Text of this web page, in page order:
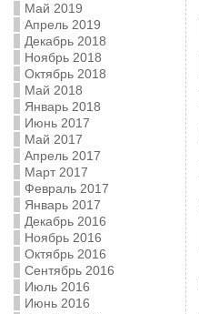
Май 2019
Апрель 2019
Декабрь 2018
Ноябрь 2018
Октябрь 2018
Май 2018
Январь 2018
Июнь 2017
Май 2017
Апрель 2017
Март 2017
Февраль 2017
Январь 2017
Декабрь 2016
Ноябрь 2016
Октябрь 2016
Сентябрь 2016
Июль 2016
Июнь 2016